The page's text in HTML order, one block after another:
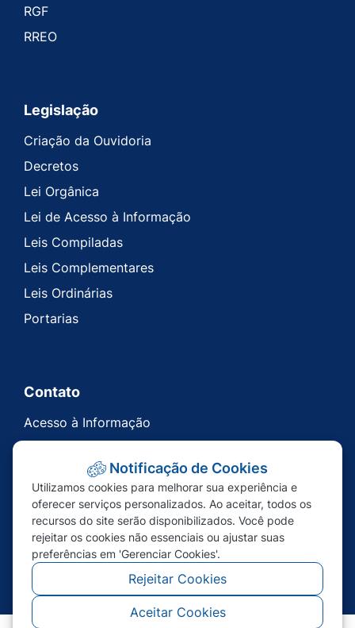
RGF
RREO
Legislação
Criação da Ouvidoria
Decretos
Lei Orgânica
Lei de Acesso à Informação
Leis Compiladas
Leis Complementares
Leis Ordinárias
Portarias
Contato
Acesso à Informação
Carta de Serviços
Telefones Úteis
Notificação de Cookies
Utilizamos cookies para melhorar sua experiência e
oferecer serviços personalizados. Ao aceitar, todos os
recursos do site serão disponibilizados. Você pode
rejeitar os cookies não essenciais ou ajustar suas
preferências em 'Gerenciar Cookies'.
Rejeitar Cookies
Aceitar Cookies